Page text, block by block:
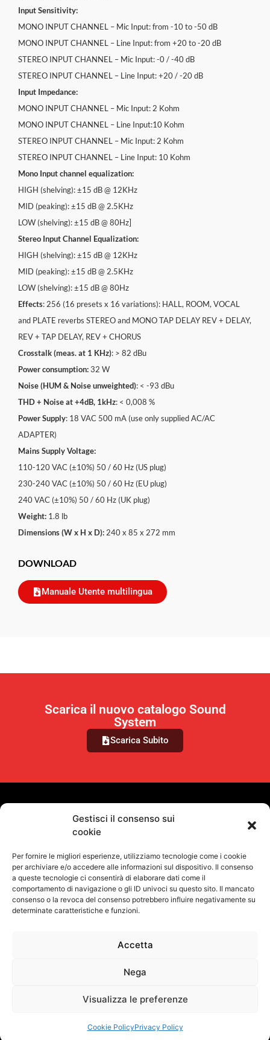
Gestisci il consenso sui
cookie
Per fornire le migliori esperienze, utilizziamo tecnologie come i cookie
per archiviare e/o accedere alle informazioni sul dispositivo. Il consenso
a queste tecnologie ci consentirà di elaborare dati come il
comportamento di navigazione o gli ID univoci su questo sito. Il mancato
consenso o la revoca del consenso potrebbero influire negativamente su
determinate caratteristiche e funzioni.
Accetta
Nega
Visualizza le preferenze
Cookie PolicyPrivacy Policy
Input Sensitivity:
MONO INPUT CHANNEL – Mic Input: from -10 to -50 dB
MONO INPUT CHANNEL – Line Input: from +20 to -20 dB
STEREO INPUT CHANNEL – Mic Input: -0 / -40 dB
STEREO INPUT CHANNEL – Line Input: +20 / -20 dB
Input Impedance:
MONO INPUT CHANNEL – Mic Input: 2 Kohm
MONO INPUT CHANNEL – Line Input:10 Kohm
STEREO INPUT CHANNEL – Mic Input: 2 Kohm
STEREO INPUT CHANNEL – Line Input: 10 Kohm
Mono Input channel equalization:
HIGH (shelving): ±15 dB @ 12KHz
MID (peaking): ±15 dB @ 2.5KHz
LOW (shelving): ±15 dB @ 80Hz]
Stereo Input Channel Equalization:
HIGH (shelving): ±15 dB @ 12KHz
MID (peaking): ±15 dB @ 2.5KHz
LOW (shelving): ±15 dB @ 80Hz
Effects: 256 (16 presets x 16 variations): HALL, ROOM, VOCAL
and PLATE reverbs STEREO and MONO TAP DELAY REV + DELAY,
REV + TAP DELAY, REV + CHORUS
Crosstalk (meas. at 1 KHz): > 82 dBu
Power consumption:32 W
Noise (HUM & Noise unweighted): < -93 dBu
THD + Noise at +4dB, 1kHz: < 0,008 %
Power Supply: 18 VAC 500 mA (use only supplied AC/AC
ADAPTER)
Mains Supply Voltage:
110-120 VAC (±10%) 50 / 60 Hz (US plug)
230-240 VAC (±10%) 50 / 60 Hz (EU plug)
240 VAC (±10%) 50 / 60 Hz (UK plug)
Weight: 1.8 lb
Dimensions (W x H x D):240 x 85 x 272 mm
DOWNLOAD
Manuale Utente multilingua
Scarica il nuovo catalogo Sound
System
Scarica Subito
Termini e condizioni d'uso
Proel S.p.A.
P.Iva 00778590679 Cap.soc.: € 8.000.000 i.v. – C.C.I.A.A. Te R.E.A. n.
VUOI RIMANERE AGGIORNATO?
SEGUICI SUI NOSTRI SOCIAL